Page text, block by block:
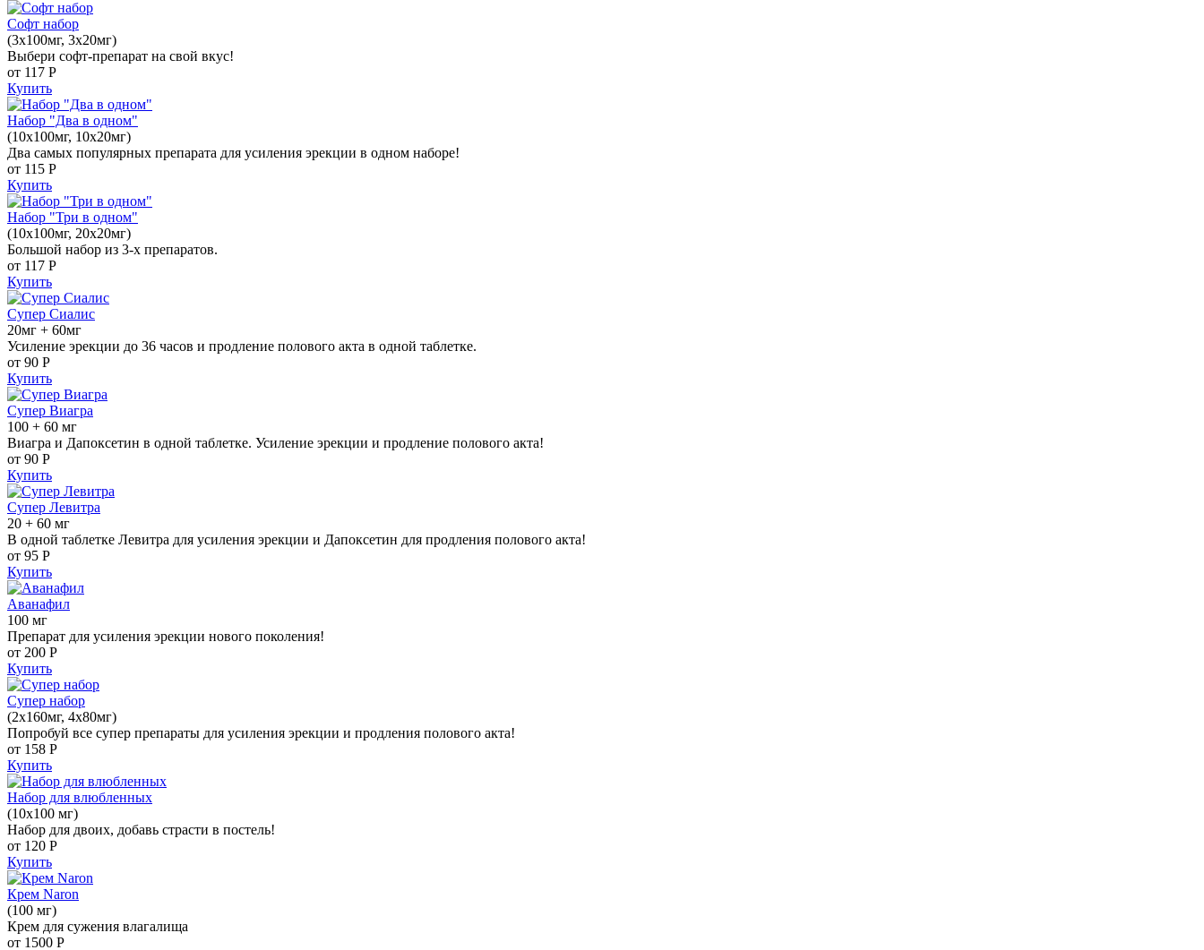
Софт набор
(3x100мг, 3x20мг)
Выбери софт-препарат на свой вкус!
от 117 Р
Купить
Набор "Два в одном"
(10x100мг, 10x20мг)
Два самых популярных препарата для усиления эрекции в одном наборе!
от 115 Р
Купить
Набор "Три в одном"
(10x100мг, 20x20мг)
Большой набор из 3-х препаратов.
от 117 Р
Купить
Супер Сиалис
20мг + 60мг
Усиление эрекции до 36 часов и продление полового акта в одной таблетке.
от 90 Р
Купить
Супер Виагра
100 + 60 мг
Виагра и Дапоксетин в одной таблетке. Усиление эрекции и продление полового акта!
от 90 Р
Купить
Супер Левитра
20 + 60 мг
В одной таблетке Левитра для усиления эрекции и Дапоксетин для продления полового акта!
от 95 Р
Купить
Аванафил
100 мг
Препарат для усиления эрекции нового поколения!
от 200 Р
Купить
Супер набор
(2х160мг, 4х80мг)
Попробуй все супер препараты для усиления эрекции и продления полового акта!
от 158 Р
Купить
Набор для влюбленных
(10х100 мг)
Набор для двоих, добавь страсти в постель!
от 120 Р
Купить
Крем Naron
(100 мг)
Крем для сужения влагалища
от 1500 Р